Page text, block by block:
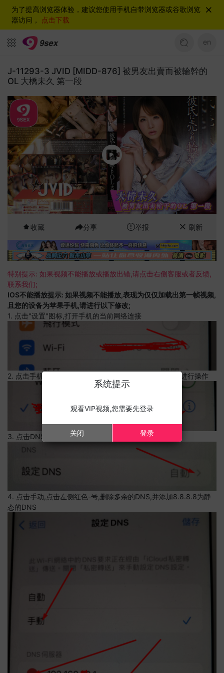
为了提高浏览器体验，建议您使用手机自带浏览器或谷歌浏览
器访问， 点击下载
en
J-11293-3 JVID [MIDD-876] 被男友出賣而被輪幹的
OL 大橋未久 第一段
收藏 分享 举报 刷新
特别提示: 如果视频不能播放或播放出错,请点击右侧客服或者反馈,
联系我们;
IOS不能播放提示: 如果视频不能播放,表现为仅仅加载出第一帧视频,
且您的设备为苹果手机,请进行以下修改;
1. 点击"设置"图标,打开手机的当前网络连接
2. 点击手机的当前网络连接,上边有一个感叹号,点击可以进行操作
3. 点击DNS设置
4. 点击手动,点击左侧红色-号,删除多余的DNS,并添加8.8.8.8为静
态的DNS
系统提示
观看VIP视频,您需要先登录
关闭 登录